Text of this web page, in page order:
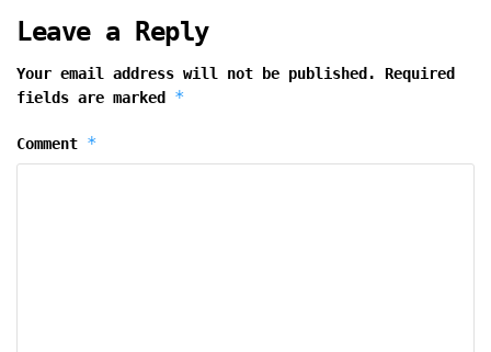
Leave a Reply
Your email address will not be published.
Required
fields are marked *
Comment *